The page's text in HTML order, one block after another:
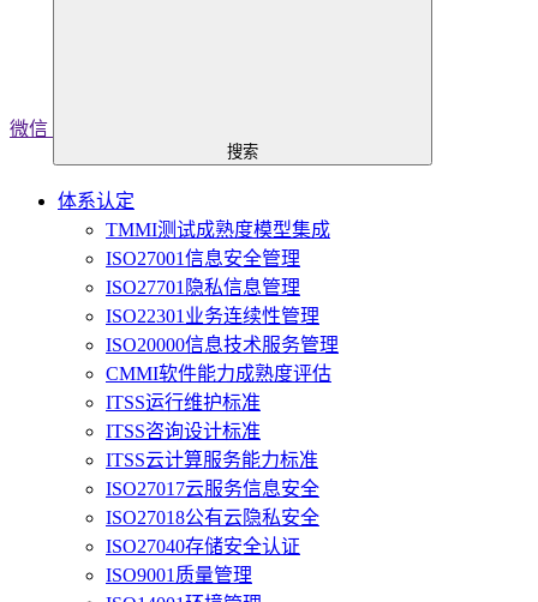
微信
搜索
体系认定
TMMI测试成熟度模型集成
ISO27001信息安全管理
ISO27701隐私信息管理
ISO22301业务连续性管理
ISO20000信息技术服务管理
CMMI软件能力成熟度评估
ITSS运行维护标准
ITSS咨询设计标准
ITSS云计算服务能力标准
ISO27017云服务信息安全
ISO27018公有云隐私安全
ISO27040存储安全认证
ISO9001质量管理